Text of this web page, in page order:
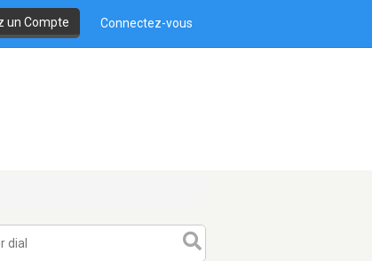
un Compte Connectez-vous